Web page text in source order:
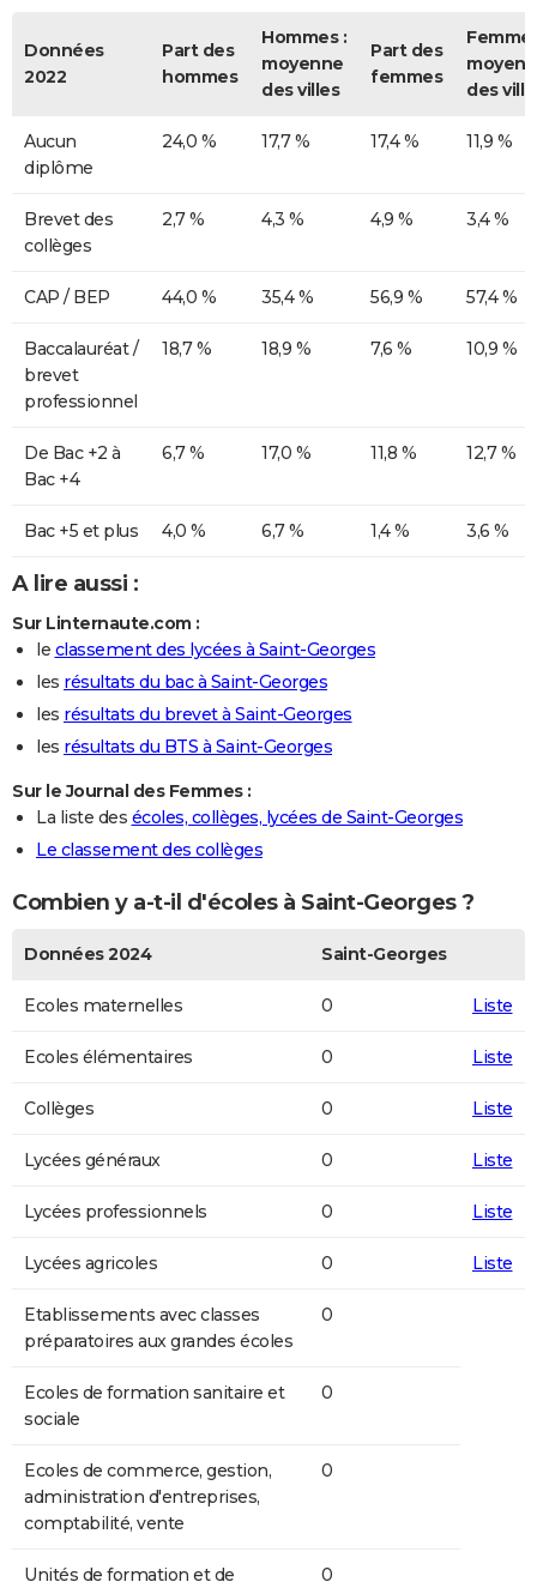
Données
2022
Part des
hommes
Hommes :
moyenne
des villes
Part des
femmes
des
Aucun
diplôme
24,0 % 17,7 % 17,4 % 11,9 %
Brevet des
collèges
2,7 % 4,3 % 4,9 % 3,4 %
CAP / BEP 44,0 % 35,4 % 56,9 % 57,4 %
Baccalauréat /
brevet
professionnel
18,7 % 18,9 % 7,6 % 10,9 %
De Bac +2 à
Bac +4
6,7 % 17,0 % 11,8 % 12,7 %
Bac +5 et plus 4,0 % 6,7 % 1,4 % 3,6 %
A lire aussi :
Sur Linternaute.com :
le classement des lycées à Saint-Georges
les résultats du bac à Saint-Georges
les résultats du brevet à Saint-Georges
les résultats du BTS à Saint-Georges
Sur le Journal des Femmes :
La liste des écoles, collèges, lycées de Saint-Georges
Le classement des collèges
Combien y a-t-il d'écoles à Saint-Georges ?
Données 2024 Saint-Georges
Ecoles maternelles 0 Liste
Ecoles élémentaires 0 Liste
Collèges 0 Liste
Lycées généraux 0 Liste
Lycées professionnels 0 Liste
Lycées agricoles 0 Liste
Etablissements avec classes
préparatoires aux grandes écoles
0
Ecoles de formation sanitaire et
sociale
0
Ecoles de commerce, gestion,
administration d'entreprises,
comptabilité, vente
0
Unités de formation et de
0